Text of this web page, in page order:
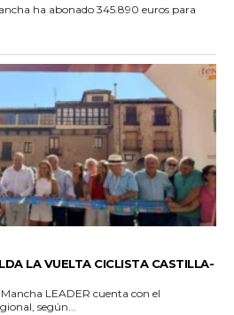
ha abonado 345.890 euros para
LA VUELTA CICLISTA CASTILLA-
LEADER cuenta con el
según...